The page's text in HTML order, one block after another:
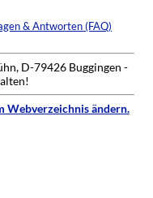
& Antworten (FAQ)
D-79426 Buggingen -
Webverzeichnis ändern.